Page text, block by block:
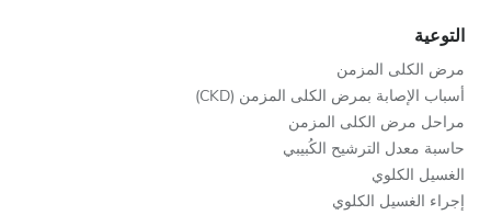
التوعية
مرض الكلى المزمن
أسباب الإصابة بمرض الكلى المزمن (CKD)
مراحل مرض الكلى المزمن
حاسبة معدل الترشيح الكُبيبي
الغسيل الكلوي
إجراء الغسيل الكلوي